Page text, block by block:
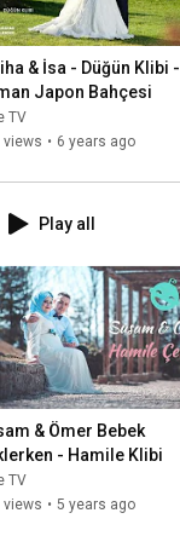
& İsa - Düğün Klibi -
Japon Bahçesi
TV
views • 6 years ago
Play all
& Ömer Bebek
- Hamile Klibi
TV
views • 5 years ago